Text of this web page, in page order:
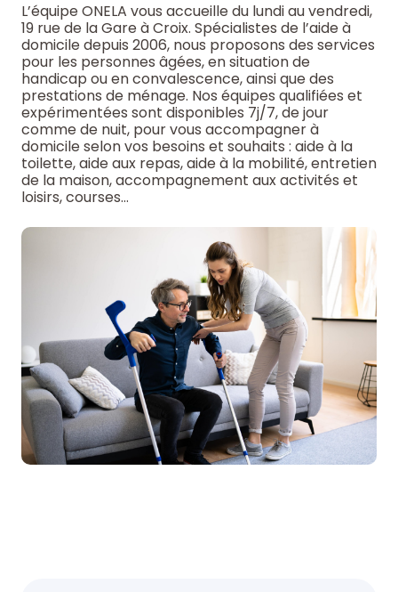
L’équipe ONELA vous accueille du lundi au vendredi,
19 rue de la Gare à Croix. Spécialistes de l’aide à
domicile depuis 2006, nous proposons des services
pour les personnes âgées, en situation de
handicap ou en convalescence, ainsi que des
prestations de ménage. Nos équipes qualifiées et
expérimentées sont disponibles 7j/7, de jour
comme de nuit, pour vous accompagner à
domicile selon vos besoins et souhaits : aide à la
toilette, aide aux repas, aide à la mobilité, entretien
de la maison, accompagnement aux activités et
loisirs, courses…